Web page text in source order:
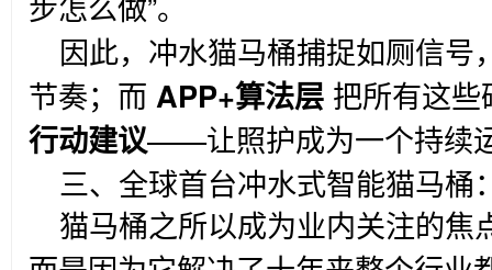
因此，冲水猫马桶捕捉如厕信号
节奏；而 APP+算法层 把所有这
行动建议——让照护成为一个持续
三、全球首台冲水式智能猫马桶
猫马桶之所以成为业内关注的焦